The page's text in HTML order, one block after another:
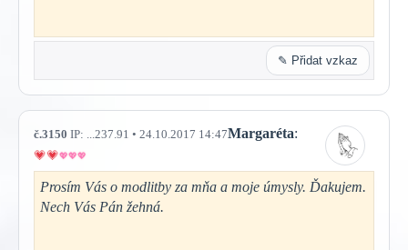
✎ Přidat vzkaz
č.3150 IP: ...237.91 • 24.10.2017 14:47Margaréta:
Prosím Vás o modlitby za mňa a moje úmysly. Ďakujem.
Nech Vás Pán žehná.